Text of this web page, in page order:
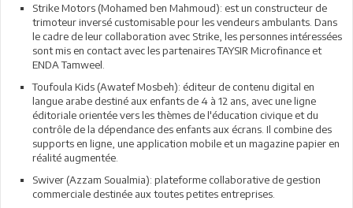
Strike Motors (Mohamed ben Mahmoud): est un constructeur de
trimoteur inversé customisable pour les vendeurs ambulants. Dans
le cadre de leur collaboration avec Strike, les personnes intéressées
sont mis en contact avec les partenaires TAYSIR Microfinance et
ENDA Tamweel.
Toufoula Kids (Awatef Mosbeh): éditeur de contenu digital en
langue arabe destiné aux enfants de 4 à 12 ans, avec une ligne
éditoriale orientée vers les thèmes de l'éducation civique et du
contrôle de la dépendance des enfants aux écrans. Il combine des
supports en ligne, une application mobile et un magazine papier en
réalité augmentée.
Swiver (Azzam Soualmia): plateforme collaborative de gestion
commerciale destinée aux toutes petites entreprises.